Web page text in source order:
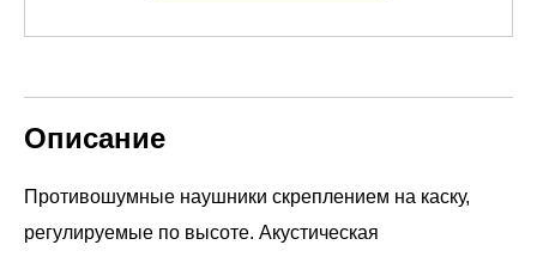
Описание
Противошумные наушники cкреплением на каску,
регулируемые по высоте. Акустическая